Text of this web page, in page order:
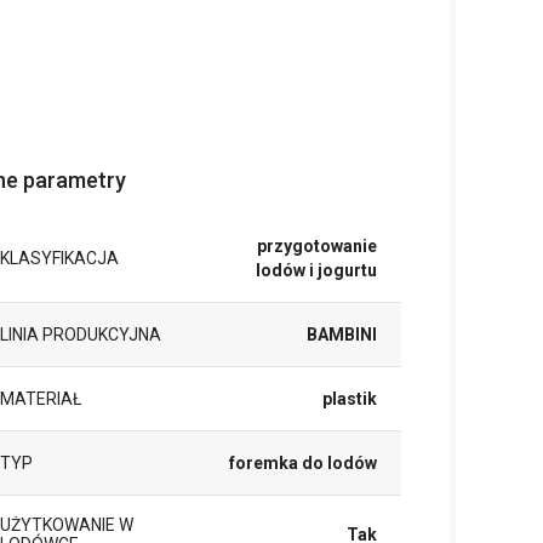
parametry
KLASYFIKACJA
przygotowanie
lodów i jogurtu
LINIA PRODUKCYJNA BAMBINI
MATERIAŁ plastik
TYP foremka do lodów
UŻYTKOWANIE W
Tak